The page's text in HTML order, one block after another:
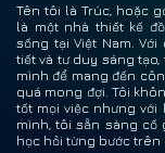
Tên tôi là Trúc, hoặc
là một nhà thiết kế
sống tại Việt Nam.
tiết và tư duy sáng
mình để mang đến
quá mong đợi. Tôi
tốt mọi việc nhưng với
mình, tôi sẵn sàng cố
học hỏi từng bước trên